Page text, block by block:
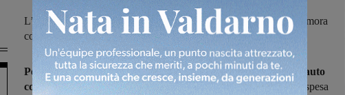
L’uomo è stato raggiunto dalla misura cautelare dell’obbligo di dimora
con permanenza notturna
Per ventisei volte ha fatto il pieno di carburante alla propria auto
con la tessera dell'azienda dove aveva lavorato. Tutto per una spesa